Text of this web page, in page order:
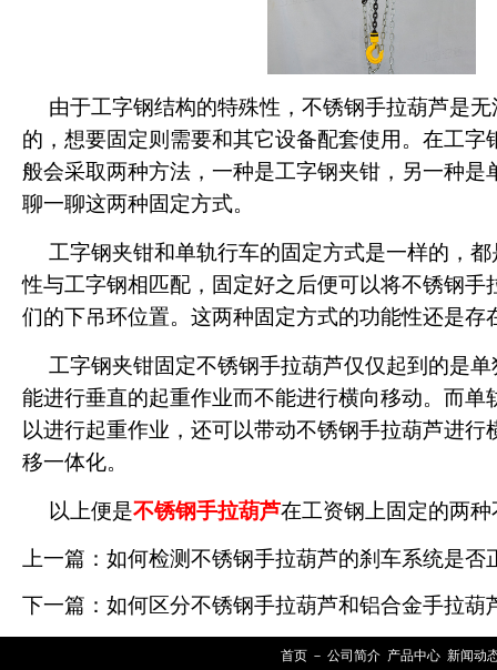
由于工字钢结构的特殊性，不锈钢手拉葫芦是
的，想要固定则需要和其它设备配套使用。在工字
般会采取两种方法，一种是工字钢夹钳，另一种是
聊一聊这两种固定方式。
工字钢夹钳和单轨行车的固定方式是一样的，
性与工字钢相匹配，固定好之后便可以将不锈钢手
们的下吊环位置。这两种固定方式的功能性还是存
工字钢夹钳固定不锈钢手拉葫芦仅仅起到的是
能进行垂直的起重作业而不能进行横向移动。而单
以进行起重作业，还可以带动不锈钢手拉葫芦进行
移一体化。
以上便是不锈钢手拉葫芦在工资钢上固定的两
上一篇： 如何检测不锈钢手拉葫芦的刹车系统是否
下一篇： 如何区分不锈钢手拉葫芦和铝合金手拉葫
首页 － 公司简介 产品中心 新闻动